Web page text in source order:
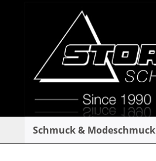
Schmuck & Modeschmuck